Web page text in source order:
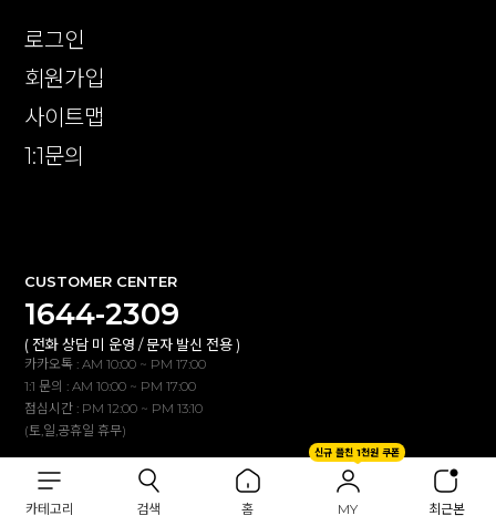
카테고리 검색 홈
신규 플친 1천원 쿠폰
MY 최근본
로그인
회원가입
사이트맵
1:1문의
CUSTOMER CENTER
1644-2309
( 전화 상담 미 운영 / 문자 발신 전용 )
카카오톡 : AM 10:00 ~ PM 17:00
1:1 문의 : AM 10:00 ~ PM 17:00
점심시간 : PM 12:00 ~ PM 13:10
(토,일,공휴일 휴무)
BANK INFO